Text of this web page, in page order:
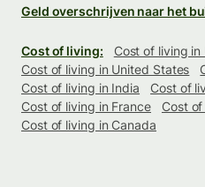
Geld overschrijven naar het
Cost of living:
Cost of living
Cost of living in United States
Cost of living in India
Cost of
Cost of living in France
Cost
Cost of living in Canada